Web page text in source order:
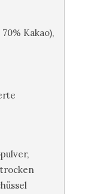
Kakao),